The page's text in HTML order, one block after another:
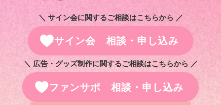
＼ サイン会に関するご相談はこちらから ／
サイン会 相談・申し込み
＼ 広告・グッズ制作に関するご相談はこちらから ／
ファンサポ 相談・申し込み